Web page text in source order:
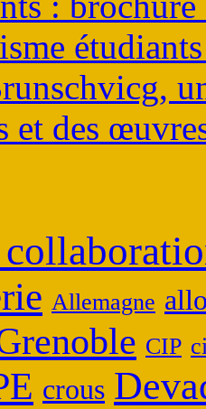
et des
Allemagne
CIP
crous